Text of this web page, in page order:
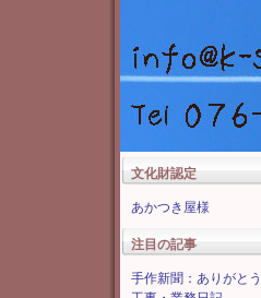
文化財認定
あかつき屋様
注目の記事
手作新聞：ありがと